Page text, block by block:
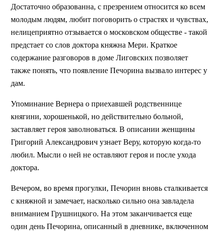
Достаточно образованна, с презрением относится ко всем
молодым людям, любит поговорить о страстях и чувствах,
нелицеприятно отзывается о московском обществе - такой
предстает со слов доктора княжна Мери. Краткое
содержание разговоров в доме Лиговских позволяет
также понять, что появление Печорина вызвало интерес у
дам.
Упоминание Вернера о приехавшей родственнице
княгини, хорошенькой, но действительно больной,
заставляет героя заволноваться. В описании женщины
Григорий Александрович узнает Веру, которую когда-то
любил. Мысли о ней не оставляют героя и после ухода
доктора.
Вечером, во время прогулки, Печорин вновь сталкивается
с княжной и замечает, насколько сильно она завладела
вниманием Грушницкого. На этом заканчивается еще
один день Печорина, описанный в дневнике, включенном